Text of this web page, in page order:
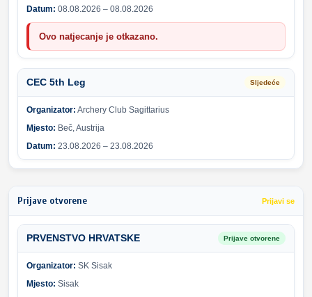
Datum: 08.08.2026 – 08.08.2026
Ovo natjecanje je otkazano.
CEC 5th Leg Sljedeće
Organizator: Archery Club Sagittarius
Mjesto: Beč, Austrija
Datum: 23.08.2026 – 23.08.2026
Prijave otvorene Prijavi se
PRVENSTVO HRVATSKE Prijave otvorene
Organizator: SK Sisak
Mjesto: Sisak